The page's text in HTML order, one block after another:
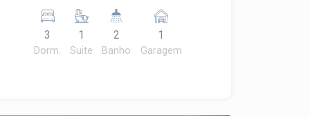
3
Dorm.
1
Suite
2
Banho
1
Garagem